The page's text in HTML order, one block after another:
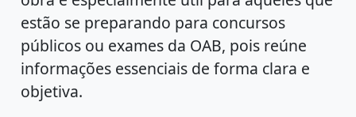
estão se preparando para concursos
públicos ou exames da OAB, pois reúne
informações essenciais de forma clara e
objetiva.